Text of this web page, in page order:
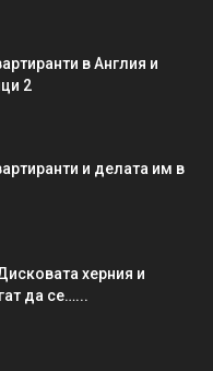
в Англия и
2
и делата им в
херния и
да се…...